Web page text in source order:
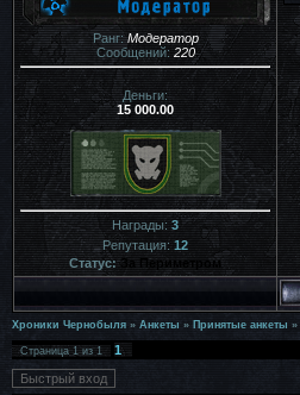
Ранг:Модератор
Сообщений: 220
Деньги:
15 000.00
Награды: 3
Репутация: 12
Статус:За Периметром
Хроники Чернобыля » Анкеты » Принятые анкеты »
Страница1из1 1